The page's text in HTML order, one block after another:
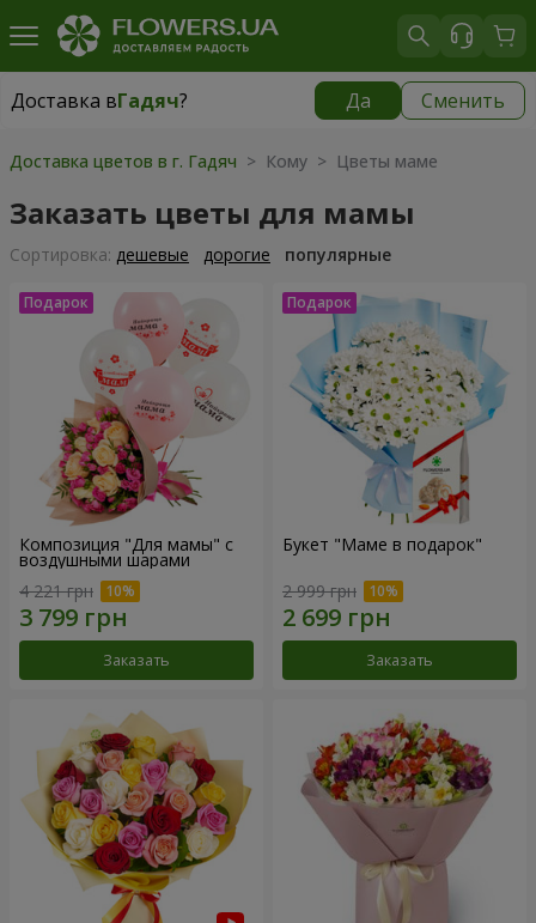
Доставка вГадяч? Да Сменить
Доставка вГадяч|
Доставка цветов в г. Гадяч > Кому > Цветы маме
Заказать цветы для мамы
Cортировка: дешевые дорогие популярные
Композиция "Для мамы" с
воздушными шарами
4 221 грн
Заказать
Букет "Маме в подарок"
2 999 грн
Заказать